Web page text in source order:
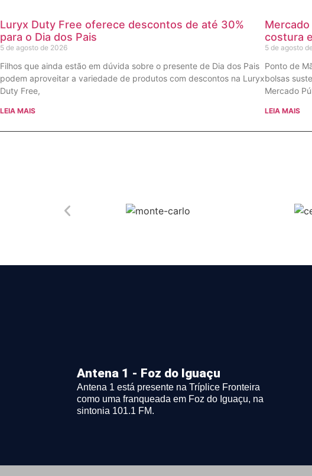
Luryx Duty Free oferece descontos de até 30%
para o Dia dos Pais
5 de agosto de 2026
Filhos que ainda estão em dúvida sobre o presente de Dia dos Pais
podem aproveitar a variedade de produtos com descontos na Luryx
Duty Free,
LEIA MAIS
costura
5 de agosto
Ponto de
bolsas
Mercado
LEIA MAIS
Antena 1 - Foz do Iguaçu
Antena 1 está presente na Tríplice Fronteira
como uma franqueada em Foz do Iguaçu, na
sintonia 101.1 FM.